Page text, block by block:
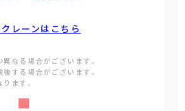
レーンはこちら
なる場合がございます。
する場合がございます。
ます。